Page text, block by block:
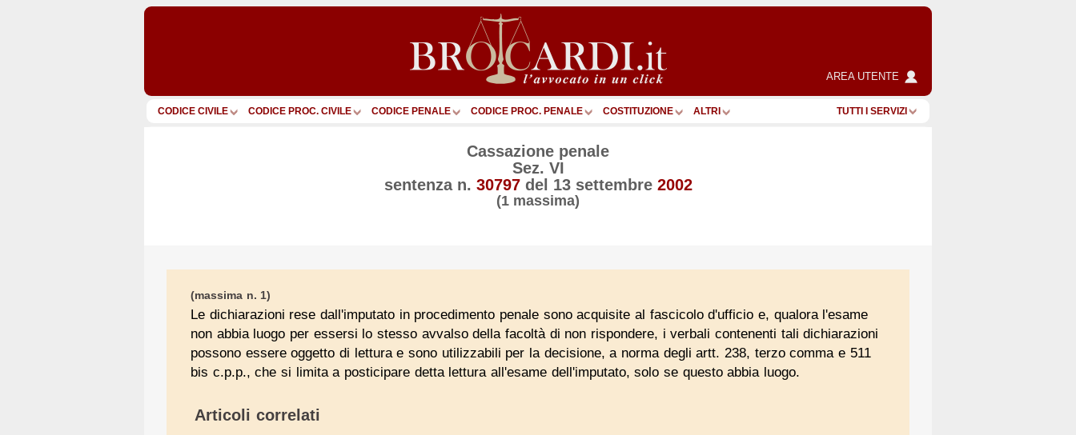
AREA UTENTE
CODICE CIVILE CODICE PROC. CIVILE CODICE PENALE CODICE PROC. PENALE COSTITUZIONE ALTRI TUTTI I SERVIZI
Cassazione penale
Sez. VI
sentenza n. 30797 del 13 settembre 2002
(1 massima)
(massima n. 1)
Le dichiarazioni rese dall'imputato in procedimento penale sono acquisite al fascicolo d'ufficio e, qualora l'esame
non abbia luogo per essersi lo stesso avvalso della facoltà di non rispondere, i verbali contenenti tali dichiarazioni
possono essere oggetto di lettura e sono utilizzabili per la decisione, a norma degli artt. 238, terzo comma e 511
bis c.p.p., che si limita a posticipare detta lettura all'esame dell'imputato, solo se questo abbia luogo.
Articoli correlati